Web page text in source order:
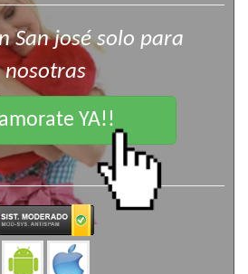
San josé solo para
nosotras
YA!!